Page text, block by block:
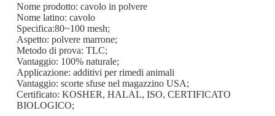
Nome prodotto: cavolo in polvere
Nome latino: cavolo
Specifica:80~100 mesh;
Aspetto: polvere marrone;
Metodo di prova: TLC;
Vantaggio: 100% naturale;
Applicazione: additivi per rimedi animali
Vantaggio: scorte sfuse nel magazzino USA;
Certificato: KOSHER, HALAL, ISO, CERTIFICATO
BIOLOGICO;